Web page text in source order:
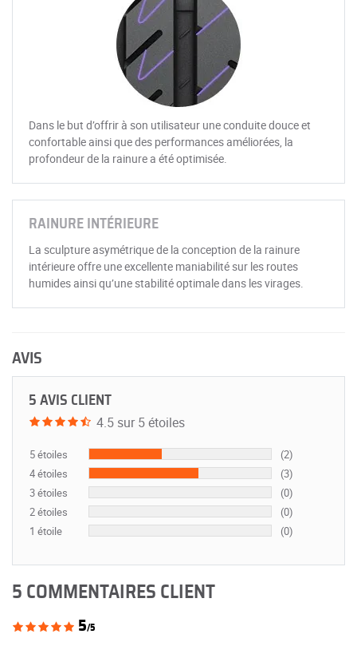
Dans le but d’offrir à son utilisateur une conduite douce et
confortable ainsi que des performances améliorées, la
profondeur de la rainure a été optimisée.
RAINURE INTÉRIEURE
La sculpture asymétrique de la conception de la rainure
intérieure offre une excellente maniabilité sur les routes
humides ainsi qu’une stabilité optimale dans les virages.
AVIS
5 AVIS CLIENT
4.5 sur 5 étoiles
5 étoiles
(2)
4 étoiles
(3)
3 étoiles
(0)
2 étoiles
(0)
1 étoile
(0)
5 COMMENTAIRES CLIENT
5/5